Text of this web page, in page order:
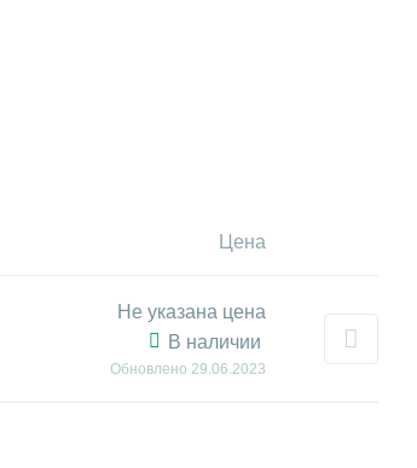
Цена
Не указана цена
В наличии
Обновлено 29.06.2023